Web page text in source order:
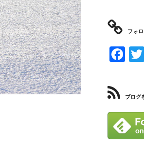
フォ
F
e
b
o
ブログ